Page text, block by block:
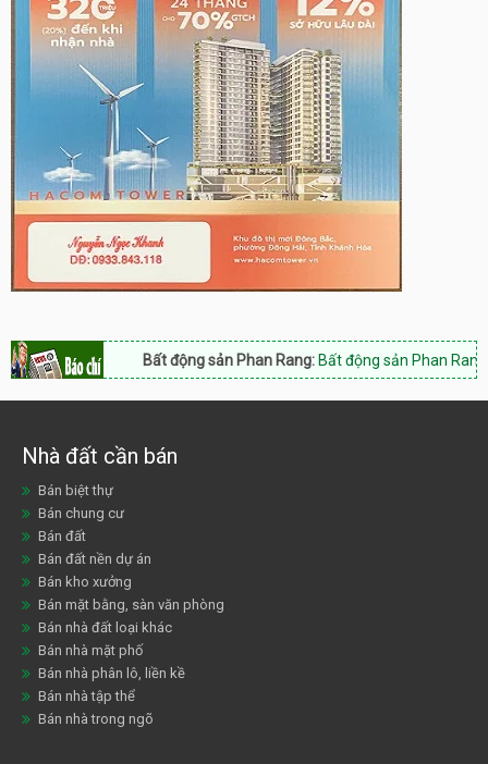
Bất động sản Phan Rang: Bất động sản Phan Rang Nam
Nhà đất cần bán
Bán biệt thự
Bán chung cư
Bán đất
Bán đất nền dự án
Bán kho xưởng
Bán mặt bằng, sàn văn phòng
Bán nhà đất loại khác
Bán nhà mặt phố
Bán nhà phân lô, liền kề
Bán nhà tập thể
Bán nhà trong ngõ